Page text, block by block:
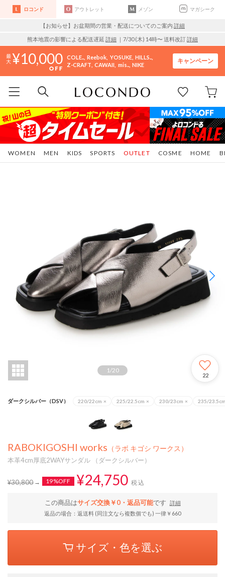
ロコンド アウトレット メゾン マガシーク
【お知らせ】お盆期間の営業・配送についてのご案内 詳細
熊本地震の影響による配送遅延 詳細 ｜7/30 (木) 14時〜 送料改訂詳細
10,000 COLE.. Reebok YOSUKE HILLS..
Z-CRAFT CAWAII mis.. NIKE
キャンペーン
WOMEN MEN KIDS SPORTS COSME HOME
OUTLET
1 /20
22
ダークシルバー（DSV） 220/22cm × 225/22.5cm × 230/23cm × 235/
RABOKIGOSHI works （ラボ キゴシ ワークス）
本革4cm厚底2WAYサンダル （ダークシルバー）
¥30,800 19%OFF ¥24,750 税込
この商品はサイズ交換￥0・返品可能です
詳細
返品の場合：返送料 (同注文なら複数個でも) 一律￥660
サイズ・色を選ぶ